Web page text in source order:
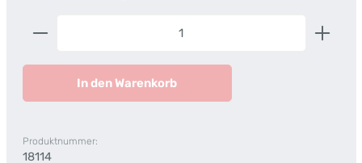
Produkt Anzahl: Gib den gewünschten Wert ein
In den Warenkorb
Produktnummer:
18114